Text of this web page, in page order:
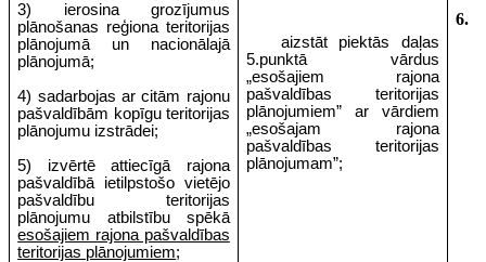
3) ierosina grozījumus
plānošanas reģiona teritorijas
plānojumā un nacionālajā
plānojumā;
4) sadarbojas ar citām rajonu
pašvaldībām kopīgu teritorijas
plānojumu izstrādei;
5) izvērtē attiecīgā rajona
pašvaldībā ietilpstošo vietējo
pašvaldību teritorijas
plānojumu atbilstību spēkā
esošajiem rajona pašvaldības
teritorijas plānojumiem;
aizstāt piektās daļas
5.punktā vārdus
„esošajiem rajona
pašvaldības teritorijas
plānojumiem” ar vārdiem
„esošajam rajona
pašvaldības teritorijas
plānojumam”;
6.